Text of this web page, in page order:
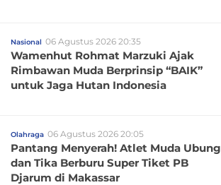
Nasional 06 Agustus 2026 20:35
Wamenhut Rohmat Marzuki Ajak
Rimbawan Muda Berprinsip “BAIK”
untuk Jaga Hutan Indonesia
Olahraga 06 Agustus 2026 20:05
Pantang Menyerah! Atlet Muda Ubung
dan Tika Berburu Super Tiket PB
Djarum di Makassar